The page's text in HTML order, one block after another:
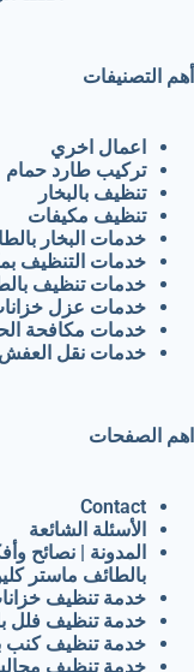
أهم التصنيفات
اعمال اخري
تركيب طارد حمام
تنظيف بالبخار
تنظيف مكيفات
خدمات البخار
خدمات التنظيف
خدمات تنظيف
خدمات عزل
خدمات مكافحة
خدمات نقل العفش
اهم الصفحات
Contact
الأسئلة الشائعة
المدونة | نصائح
بالطائف ماستر
خدمة تنظيف
خدمة تنظيف فلل
خدمة تنظيف كنب
خدمة تنظيف